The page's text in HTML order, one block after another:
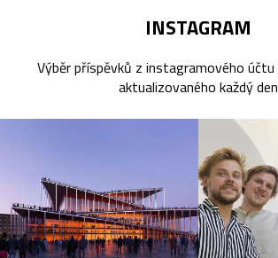
INSTAGRAM
Výběr příspěvků z instagramového účtu
aktualizovaného každý den